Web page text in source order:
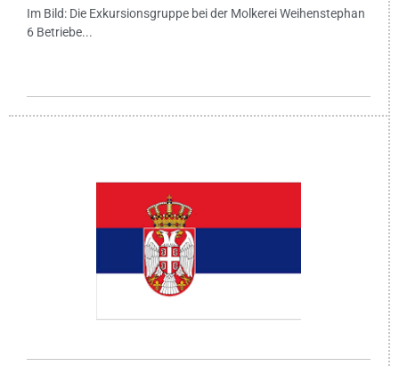
Im Bild: Die Exkursionsgruppe bei der Molkerei Weihenstephan
6 Betriebe...